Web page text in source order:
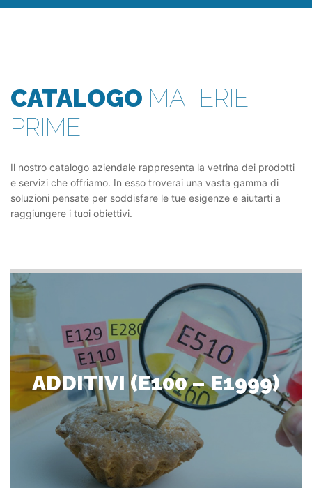
CATALOGO MATERIE
PRIME
Il nostro catalogo aziendale rappresenta la vetrina dei prodotti
e servizi che offriamo. In esso troverai una vasta gamma di
soluzioni pensate per soddisfare le tue esigenze e aiutarti a
raggiungere i tuoi obiettivi.
ADDITIVI (E100 – E1999)